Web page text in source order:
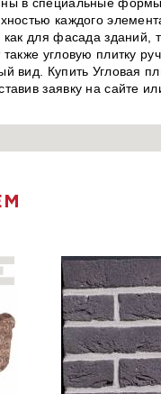
в специальные
каждого
как для фасада
угловую плитку
вид. Купить Угловая
заявку на сайте